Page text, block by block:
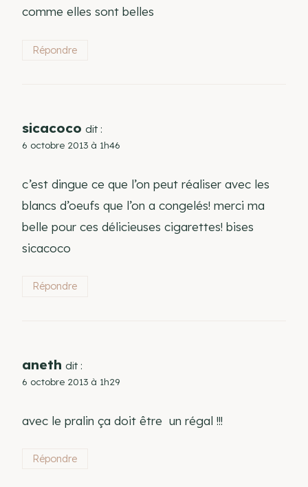
comme elles sont belles
Répondre
sicacoco dit :
6 octobre 2013 à 1h46
c’est dingue ce que l’on peut réaliser avec les
blancs d’oeufs que l’on a congelés! merci ma
belle pour ces délicieuses cigarettes! bises
sicacoco
Répondre
aneth dit :
6 octobre 2013 à 1h29
avec le pralin ça doit être un régal !!!
Répondre